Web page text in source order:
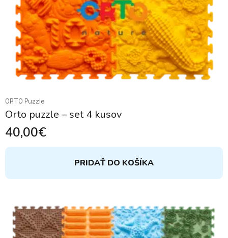
ORTO Puzzle
Orto puzzle – set 4 kusov
40,00€
PRIDAŤ DO KOŠÍKA